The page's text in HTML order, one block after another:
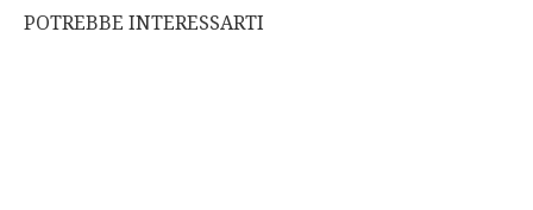
POTREBBE INTERESSARTI